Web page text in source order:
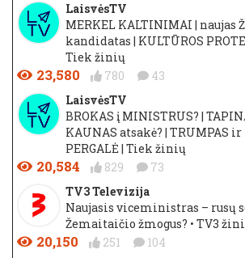
LaisvėsTV
MERKEL KALTINIMAI | naujas
kandidatas | KULTŪROS
Tiek žinių
23,580 780 43
LaisvėsTV
BROKAS į MINISTRUS? |
KAUNAS atsakė? | TRUMPAS
PERGALĖ | Tiek žinių
20,584 829 73
TV3 Televizija
Naujasis viceministras – rusų
Žemaitaičio žmogus? • TV3
20,150 251 104